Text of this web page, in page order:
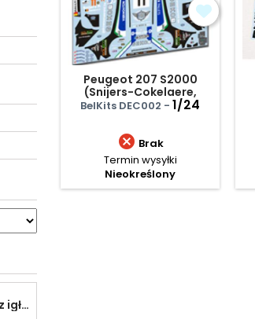
Klej CONTACTA z igłą do plastiku 25,0 g
Peugeot 207 S2000
(Snijers-Cokelaere,
Geko Ypres Rally 2010)
BelKits DEC002 - 1/24
 Brak
Termin wysyłki
Nieokreślony